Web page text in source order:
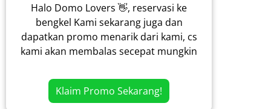
Halo Domo Lovers 👋, reservasi ke
bengkel Kami sekarang juga dan
dapatkan promo menarik dari kami, cs
kami akan membalas secepat mungkin
Klaim Promo Sekarang!